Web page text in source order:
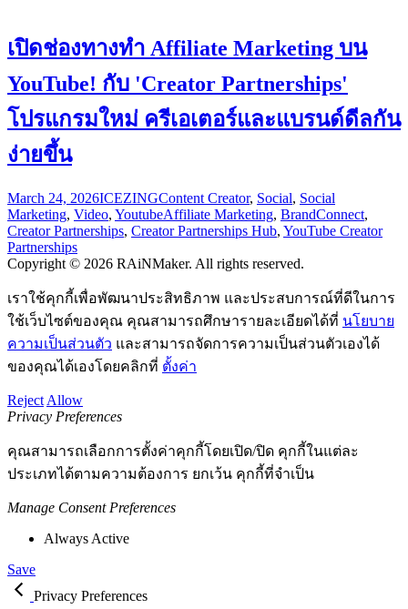
เปิดช่องทางทำ Affiliate Marketing บน
YouTube! กับ 'Creator Partnerships'
โปรแกรมใหม่ ครีเอเตอร์และแบรนด์ดีลกัน
ง่ายขึ้น
March 24, 2026ICEZINGContent Creator, Social, Social
Marketing, Video, YoutubeAffiliate Marketing, BrandConnect,
Creator Partnerships, Creator Partnerships Hub, YouTube Creator
Partnerships
Copyright © 2026 RAiNMaker. All rights reserved.
เราใช้คุกกี้เพื่อพัฒนาประสิทธิภาพ และประสบการณ์ที่ดีในการ
ใช้เว็บไซต์ของคุณ คุณสามารถศึกษารายละเอียดได้ที่ นโยบาย
ความเป็นส่วนตัว และสามารถจัดการความเป็นส่วนตัวเองได้
ของคุณได้เองโดยคลิกที่ ตั้งค่า
Reject Allow
Privacy Preferences
คุณสามารถเลือกการตั้งค่าคุกกี้โดยเปิด/ปิด คุกกี้ในแต่ละ
ประเภทได้ตามความต้องการ ยกเว้น คุกกี้ที่จำเป็น
Manage Consent Preferences
Always Active
Save
Privacy Preferences